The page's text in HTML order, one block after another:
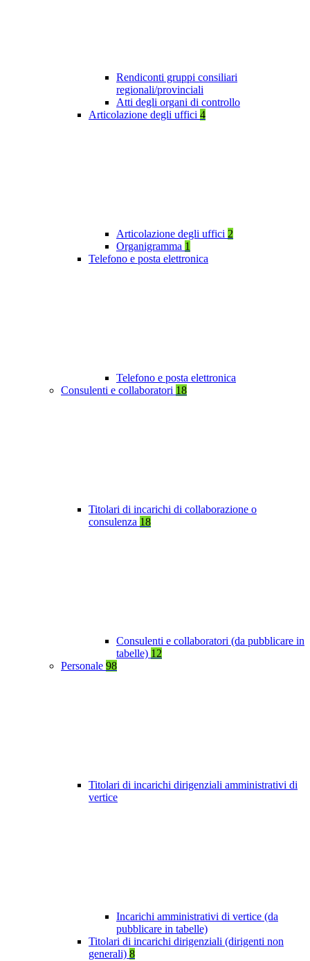
Rendiconti gruppi consiliari
regionali/provinciali
Atti degli organi di controllo
Articolazione degli uffici 4
Articolazione degli uffici 2
Organigramma 1
Telefono e posta elettronica
Telefono e posta elettronica
Consulenti e collaboratori 18
Titolari di incarichi di collaborazione o
consulenza 18
Consulenti e collaboratori (da pubblicare in
tabelle) 12
Personale 98
Titolari di incarichi dirigenziali amministrativi di
vertice
Incarichi amministrativi di vertice (da
pubblicare in tabelle)
Titolari di incarichi dirigenziali (dirigenti non
generali) 8